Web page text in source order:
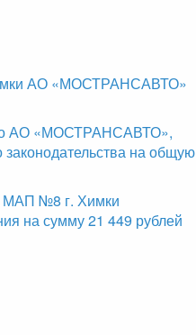
АО «МОСТРАНСАВТО»
АО «МОСТРАНСАВТО»,
на общую
МАП №8 г. Химки
на сумму 21 449 рублей